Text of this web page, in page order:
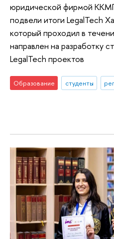
юридической фирмой
подвели итоги LegalTech
который проходил в
направлен на разработку
LegalTech проектов
Образование студенты